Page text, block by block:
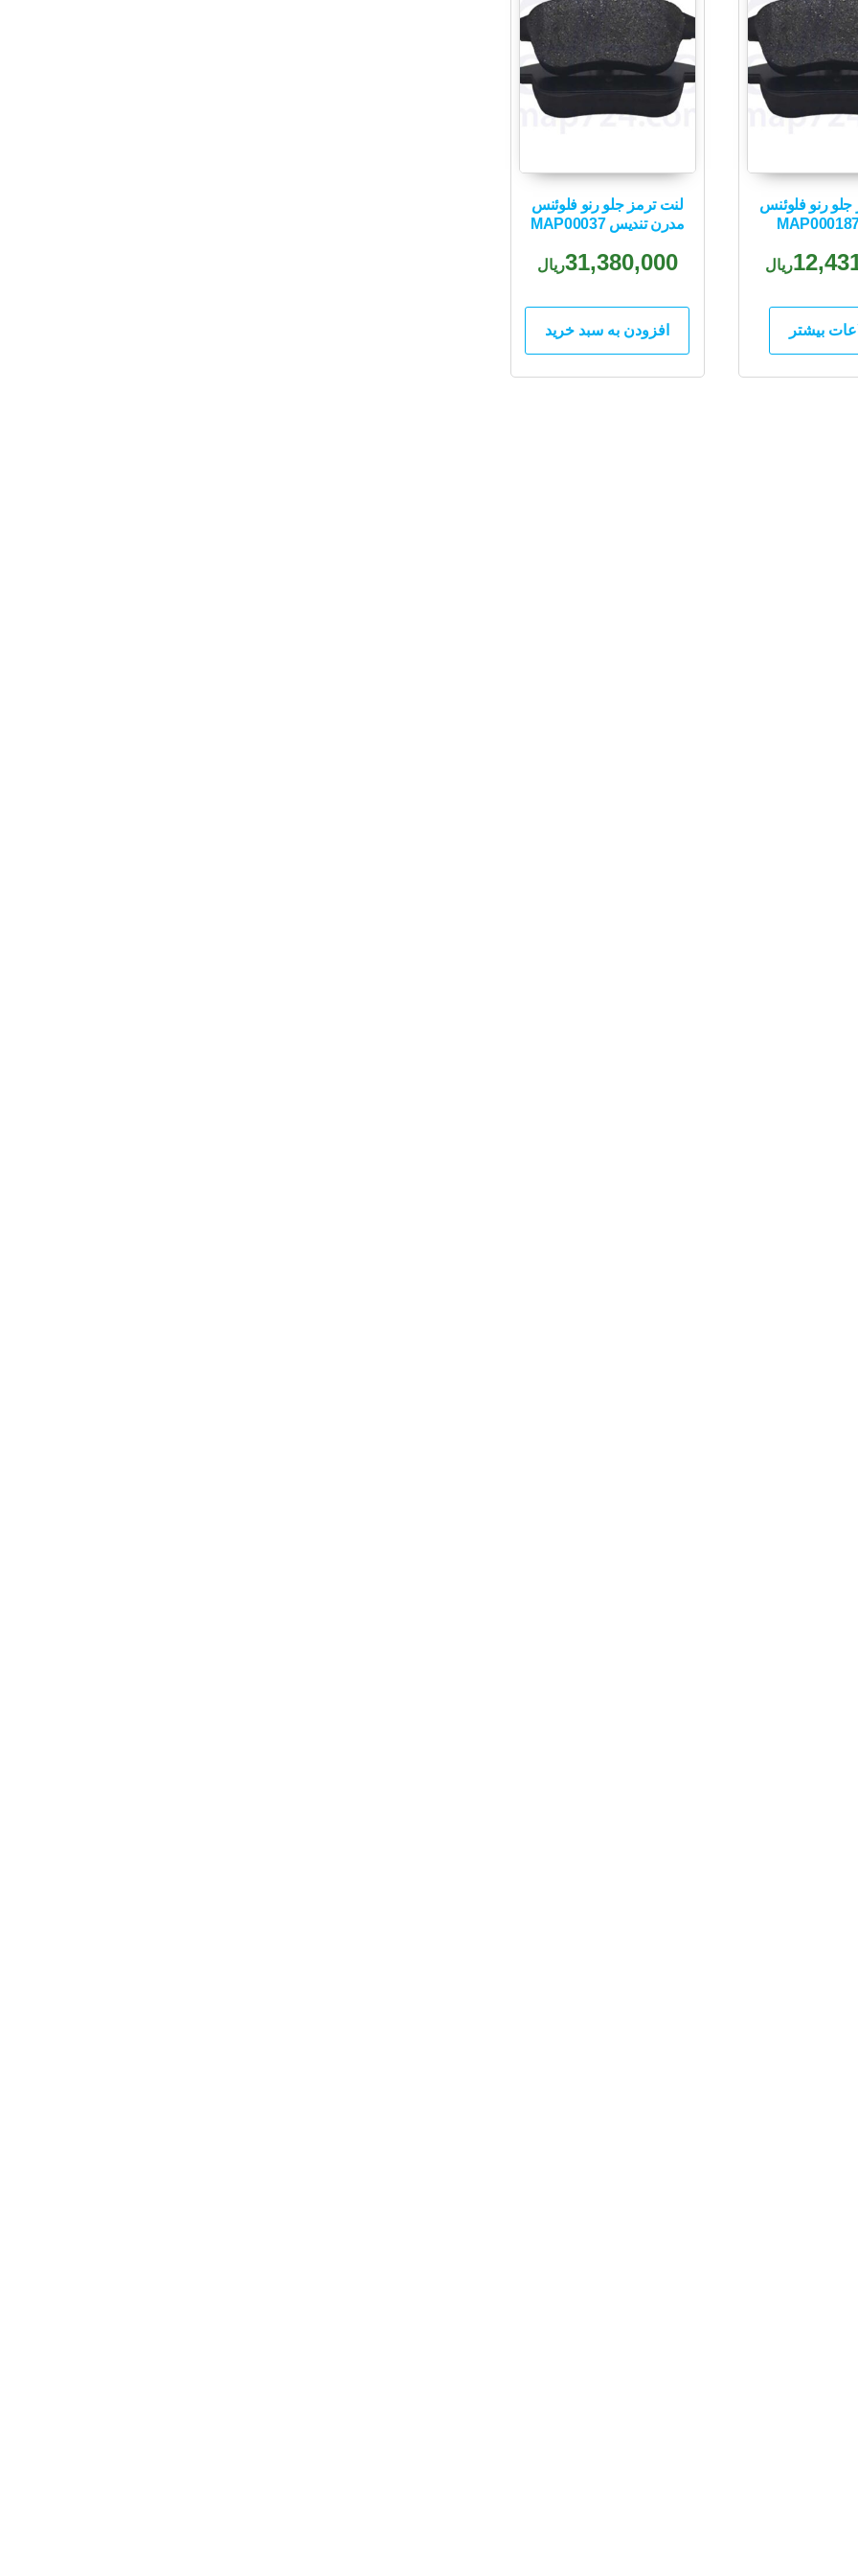
جلو رنو فلوئنس
ریال
بیشتر
لنت ترمز جلو رنو فلوئنس
مدرن تندیس MAP00037
31,380,000ریال
افزودن به سبد خرید